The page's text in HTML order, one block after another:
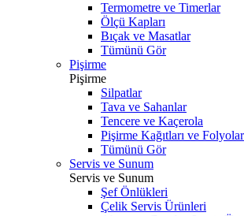
Termometre ve Timerlar
Ölçü Kapları
Bıçak ve Masatlar
Tümünü Gör
Pişirme
Pişirme
Silpatlar
Tava ve Sahanlar
Tencere ve Kaçerola
Pişirme Kağıtları ve Folyolar
Tümünü Gör
Servis ve Sunum
Servis ve Sunum
Şef Önlükleri
Çelik Servis Ürünleri